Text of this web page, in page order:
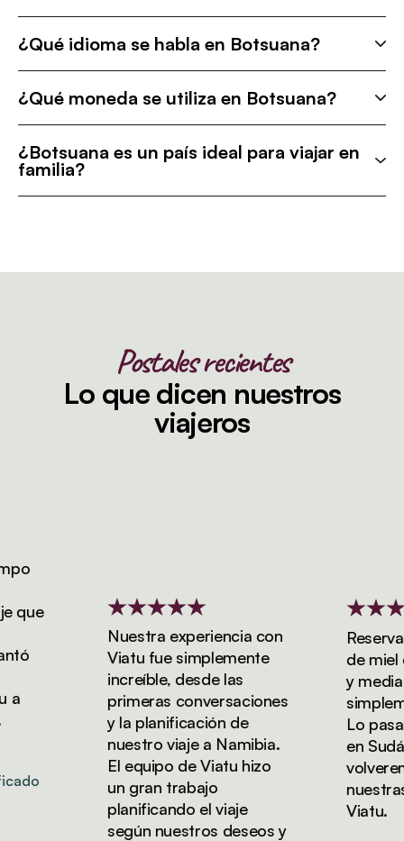
¿Qué idioma se habla en Botsuana?
¿Qué moneda se utiliza en Botsuana?
¿Botsuana es un país ideal para viajar en
familia?
Postales recientes
Lo que dicen nuestros
viajeros
Nuestra experiencia con
Viatu fue simplemente
increíble, desde las
primeras conversaciones
y la planificación de
nuestro viaje a Namibia.
El equipo de Viatu hizo
un gran trabajo
planificando el viaje
según nuestros deseos y
de miel
y media
Lo
en
nuestras
Viatu.